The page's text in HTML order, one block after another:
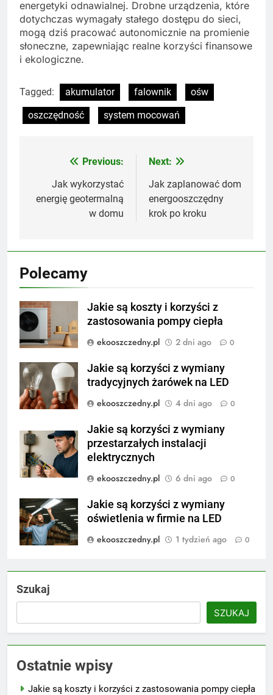
energetyki odnawialnej. Drobne urządzenia, które
dotychczas wymagały stałego dostępu do sieci,
mogą dziś pracować autonomicznie na promienie
słoneczne, zapewniając realne korzyści finansowe
i ekologiczne.
Tagged: akumulator falownik
ośw
oszczędność
system mocowań
Nawigacja
wpisu
Previous:
Jak wykorzystać
energię geotermalną
w domu
Next:
Jak zaplanować dom
energooszczędny
krok po kroku
Polecamy
Jakie są koszty i korzyści z
zastosowania pompy ciepła
ekooszczedny.pl
2 dni ago 0
Jakie są korzyści z wymiany
tradycyjnych żarówek na LED
ekooszczedny.pl
4 dni ago 0
Jakie są korzyści z wymiany
przestarzałych instalacji
elektrycznych
ekooszczedny.pl
6 dni ago 0
Jakie są korzyści z wymiany
oświetlenia w firmie na LED
ekooszczedny.pl
1 tydzień ago 0
Szukaj
SZUKAJ
Ostatnie wpisy
Jakie są koszty i korzyści z zastosowania pompy ciepła